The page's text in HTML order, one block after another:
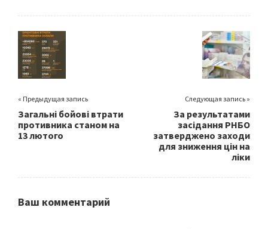
o
o
k
er
« Предыдущая запись
Загальні бойові втрати
противника станом на
13 лютого
Следующая запись »
За результатами
засідання РНБО
затверджено заходи
для зниження цін на
ліки
Ваш комментарий